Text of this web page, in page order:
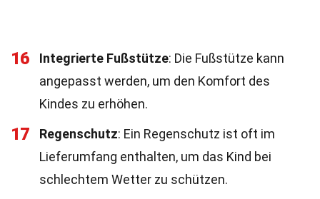
16 Integrierte Fußstütze: Die Fußstütze kann
angepasst werden, um den Komfort des
Kindes zu erhöhen.
17 Regenschutz: Ein Regenschutz ist oft im
Lieferumfang enthalten, um das Kind bei
schlechtem Wetter zu schützen.